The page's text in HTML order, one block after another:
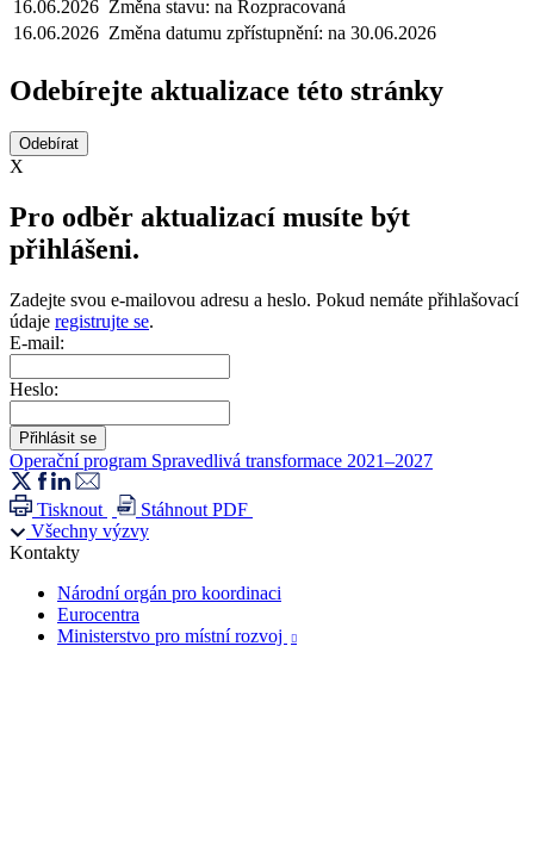
16.06.2026 Změna stavu: na Rozpracovaná
16.06.2026 Změna datumu zpřístupnění: na 30.06.2026
Odebírejte aktualizace této stránky
X
Pro odběr aktualizací musíte být
přihlášeni.
Zadejte svou e-mailovou adresu a heslo. Pokud nemáte přihlašovací
údaje registrujte se.
E-mail:
Heslo:
Operační program Spravedlivá transformace 2021–2027
Tisknout
Stáhnout PDF
Všechny výzvy
Kontakty
Národní orgán pro koordinaci
Eurocentra
Ministerstvo pro místní rozvoj
